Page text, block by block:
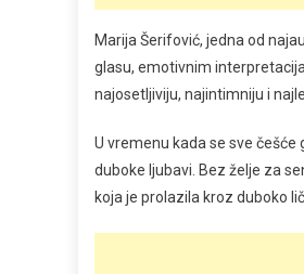
Marija Šerifović, jedna od
glasu, emotivnim
najosetljiviju, najintimniju i
U vremenu kada se sve
duboke ljubavi. Bez želje za
koja je prolazila kroz duboko